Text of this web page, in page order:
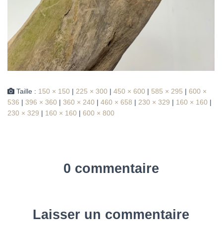
Taille : 150 × 150 | 225 × 300 | 450 × 600 | 585 × 295 | 600 ×
536 | 396 × 360 | 360 × 240 | 460 × 658 | 230 × 329 | 160 × 160 |
230 × 329 | 160 × 160 | 600 × 800
0 commentaire
Laisser un commentaire